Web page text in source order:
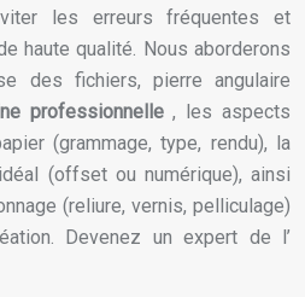
les erreurs fréquentes et
haute qualité. Nous aborderons
des fichiers, pierre angulaire
professionnelle, les aspects
(grammage, type, rendu), la
(offset ou numérique), ainsi
(reliure, vernis, pelliculage)
Devenez un expert de l’